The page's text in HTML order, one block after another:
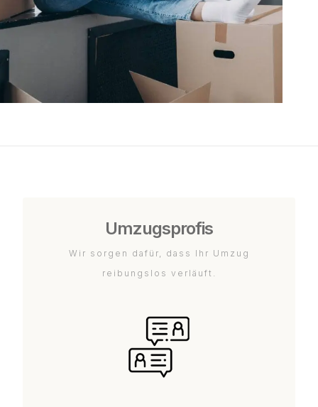
Umzugsprofis
Wir sorgen dafür, dass Ihr Umzug
reibungslos verläuft.